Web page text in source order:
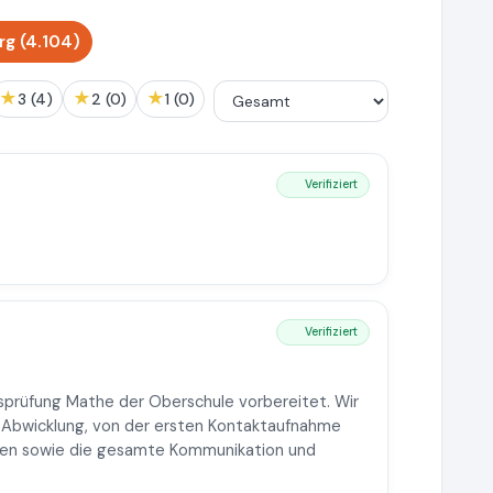
(4.104)
★ 3 (4) ★ 2 (0) ★ 1 (0)
Verifiziert
Verifiziert
Mathe der Oberschule vorbereitet. Wir
von der ersten Kontaktaufnahme
sowie die gesamte Kommunikation und